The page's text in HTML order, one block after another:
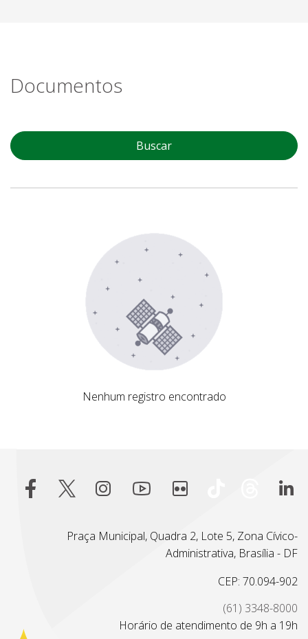
Documentos
Buscar
Nenhum registro encontrado
Nenhum registro encontrado
Praça Municipal, Quadra 2, Lote 5, Zona Cívico-
Administrativa, Brasília - DF
CEP: 70.094-902
(61) 3348-8000
Horário de atendimento de 9h a 19h